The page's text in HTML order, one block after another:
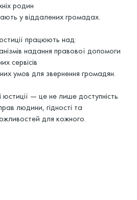
родин
у віддалених громадах.
працюють над:
надання правової допомоги
сервісів
умов для звернення громадян.
юстиції — це не лише доступність
людини, гідності та
для кожного.